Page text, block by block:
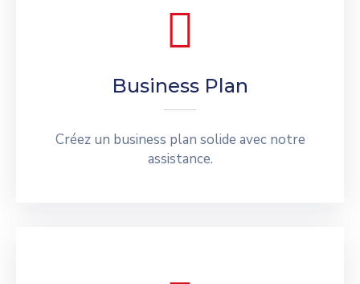
Business Plan
Créez un business plan solide avec notre
assistance.